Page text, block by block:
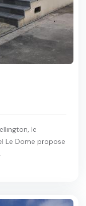
le
Le Dome propose